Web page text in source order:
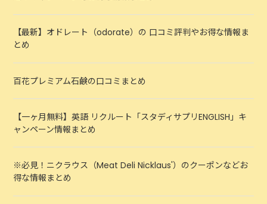
【最新】オドレート（odorate）の 口コミ評判やお得な情報ま
とめ
百花プレミアム石鹸の口コミまとめ
【一ヶ月無料】英語 リクルート「スタディサプリENGLISH」キ
ャンペーン情報まとめ
※必見！ニクラウス（Meat Deli Nicklaus'）のクーポンなどお
得な情報まとめ